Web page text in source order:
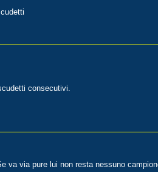
consecutivi.
va via pure lui non resta nessuno